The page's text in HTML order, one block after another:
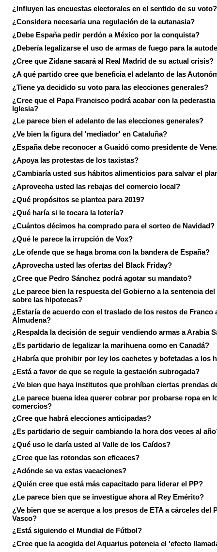
¿Influyen las encuestas electorales en el sentido de su voto?
¿Considera necesaria una regulación de la eutanasia?
¿Debe España pedir perdón a México por la conquista?
¿Debería legalizarse el uso de armas de fuego para la
¿Cree que Zidane sacará al Real Madrid de su actual crisis?
¿A qué partido cree que beneficia el adelanto de las
¿Tiene ya decidido su voto para las elecciones generales?
¿Cree que el Papa Francisco podrá acabar con la pederastia
Iglesia?
¿Le parece bien el adelanto de las elecciones generales?
¿Ve bien la figura del 'mediador' en Cataluña?
¿España debe reconocer a Guaidó como presidente de
¿Apoya las protestas de los taxistas?
¿Cambiaría usted sus hábitos alimenticios para salvar el
¿Aprovecha usted las rebajas del comercio local?
¿Qué propósitos se plantea para 2019?
¿Qué haría si le tocara la lotería?
¿Cuántos décimos ha comprado para el sorteo de Navidad?
¿Qué le parece la irrupción de Vox?
¿Le ofende que se haga broma con la bandera de España?
¿Aprovecha usted las ofertas del Black Friday?
¿Cree que Pedro Sánchez podrá agotar su mandato?
¿Le parece bien la respuesta del Gobierno a la sentencia
sobre las hipotecas?
¿Estaría de acuerdo con el traslado de los restos de Franco
Almudena?
¿Respalda la decisión de seguir vendiendo armas a Arabia
¿Es partidario de legalizar la marihuena como en Canadá?
¿Habría que prohibir por ley los cachetes y bofetadas a los
¿Está a favor de que se regule la gestación subrogada?
¿Ve bien que haya institutos que prohíban ciertas prendas
¿Le parece buena idea querer cobrar por probarse ropa en
comercios?
¿Cree que habrá elecciones anticipadas?
¿Es partidario de seguir cambiando la hora dos veces al
¿Qué uso le daría usted al Valle de los Caídos?
¿Cree que las rotondas son eficaces?
¿Adónde se va estas vacaciones?
¿Quién cree que está más capacitado para liderar el PP?
¿Le parece bien que se investigue ahora al Rey Emérito?
¿Ve bien que se acerque a los presos de ETA a cárceles del
Vasco?
¿Está siguiendo el Mundial de Fútbol?
¿Cree que la acogida del Aquarius potencia el 'efecto